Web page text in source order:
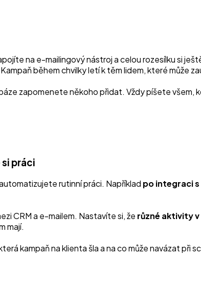
na e-mailingový nástroj a celou rozesílku si
během chvilky letí k těm lidem, které může
zapomenete někoho přidat. Vždy píšete
práci
rutinní práci. Například po integraci
CRM a e-mailem. Nastavíte si, že různé aktivity v
mají.
kampaň na klienta šla a na co může navázat při